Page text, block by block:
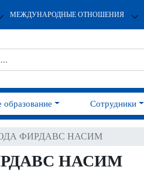
МЕЖДУНАРОДНЫЕ ОТНОШЕНИЯ
Сотрудники
ФИРДАВС НАСИМ
НАСИМ